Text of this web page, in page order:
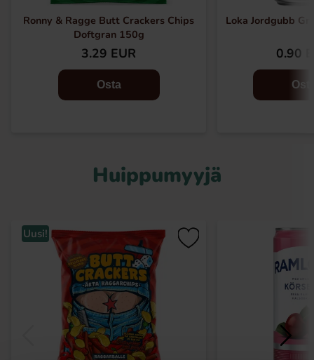
Ronny & Ragge Butt Crackers Chips
Doftgran 150g
3.29 EUR
Osta
Loka Jordgubb
0.90
Huippumyyjä
Uusi!